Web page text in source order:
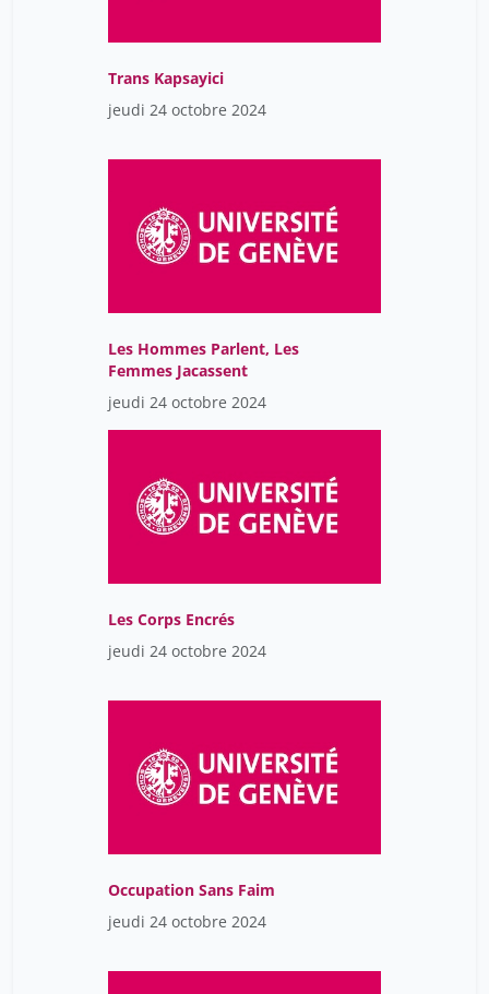
Trans Kapsayici
jeudi 24 octobre 2024
Les Hommes Parlent, Les
Femmes Jacassent
jeudi 24 octobre 2024
Les Corps Encrés
jeudi 24 octobre 2024
Occupation Sans Faim
jeudi 24 octobre 2024